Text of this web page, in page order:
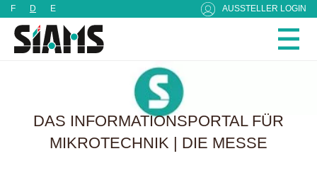
F D E AUSSTELLER LOGIN
DAS INFORMATIONSPORTAL FÜR
MIKROTECHNIK | DIE MESSE
Cookie-Einstellungen